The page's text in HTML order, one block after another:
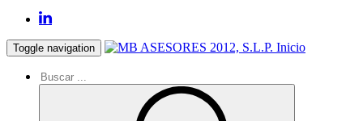
Toggle navigation Inicio